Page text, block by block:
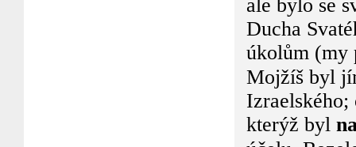
ale bylo se
Ducha
úkolům (my
Mojžíš byl
Izraelského;
kterýž byl